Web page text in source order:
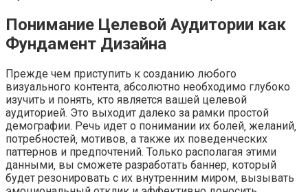
Понимание Целевой Аудитории как
Фундамент Дизайна
Прежде чем приступить к созданию любого
визуального контента‚ абсолютно необходимо глубоко
изучить и понять‚ кто является вашей целевой
аудиторией. Это выходит далеко за рамки простой
демографии. Речь идет о понимании их болей‚ желаний‚
потребностей‚ мотивов‚ а также их поведенческих
паттернов и предпочтений. Только располагая этими
данными‚ вы сможете разработать баннер‚ который
будет резонировать с их внутренним миром‚ вызывать